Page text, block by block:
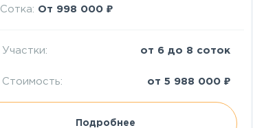
Сотка: От 998 000 ₽
Участки: от 6 до 8 соток
Стоимость: от 5 988 000 ₽
Подробнее